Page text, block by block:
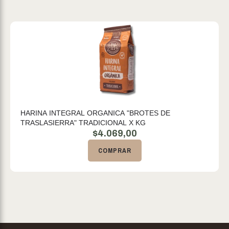
HARINA INTEGRAL ORGANICA "BROTES DE
TRASLASIERRA" TRADICIONAL X KG
$4.069,00
COMPRAR